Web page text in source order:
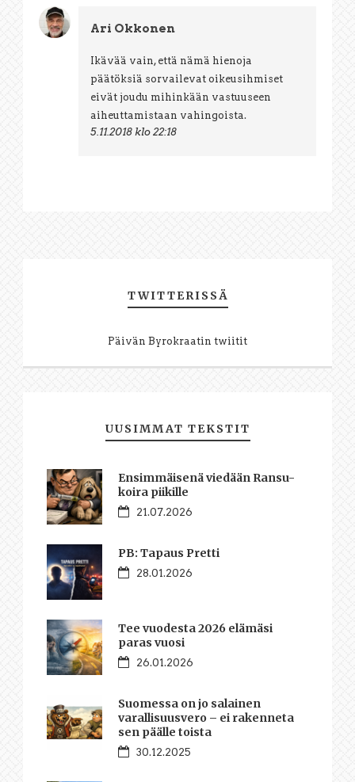
Ari Okkonen
Ikävää vain, että nämä hienoja
päätöksiä sorvailevat oikeusihmiset
eivät joudu mihinkään vastuuseen
aiheuttamistaan vahingoista.
5.11.2018 klo 22:18
TWITTERISSÄ
Päivän Byrokraatin twiitit
UUSIMMAT TEKSTIT
Ensimmäisenä viedään Ransu-
koira piikille
21.07.2026
PB: Tapaus Pretti
28.01.2026
Tee vuodesta 2026 elämäsi
paras vuosi
26.01.2026
Suomessa on jo salainen
varallisuusvero – ei rakenneta
sen päälle toista
30.12.2025